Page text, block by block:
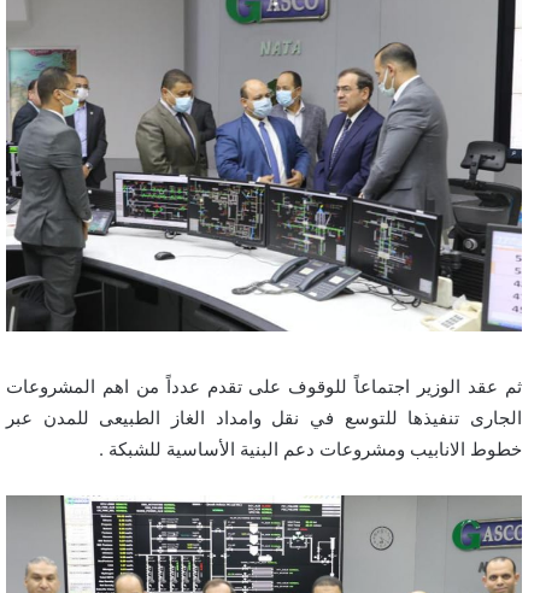
ثم عقد الوزير اجتماعاً للوقوف على تقدم عدداً من اهم المشروعات
الجارى تنفيذها للتوسع في نقل وامداد الغاز الطبيعى للمدن عبر
خطوط الانابيب ومشروعات دعم البنية الأساسية للشبكة .